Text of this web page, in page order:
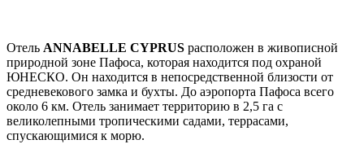
Отель ANNABELLE CYPRUS расположен в живописной
природной зоне Пафоса, которая находится под охраной
ЮНЕСКО. Он находится в непосредственной близости от
средневекового замка и бухты. До аэропорта Пафоса всего
около 6 км. Отель занимает территорию в 2,5 га с
великолепными тропическими садами, террасами,
спускающимися к морю.